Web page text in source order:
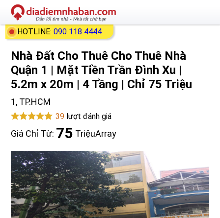
HOTLINE:090 118 4444
Nhà Đất Cho Thuê Cho Thuê Nhà
Quận 1 | Mặt Tiền Trần Đình Xu |
5.2m x 20m | 4 Tầng | Chỉ 75 Triệu
1, TP.HCM
39 lượt đánh giá
Giá Chỉ Từ: 75 TriệuArray